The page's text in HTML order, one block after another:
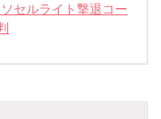
セルライト撃退コー